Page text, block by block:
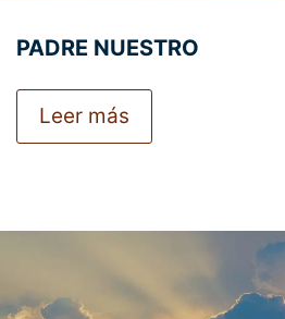
PADRE NUESTRO
Leer más